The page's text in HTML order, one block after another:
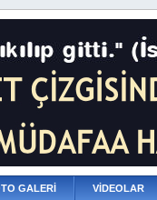
GALERİ VİDEOLAR